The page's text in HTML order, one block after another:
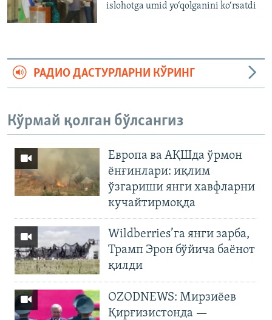
islohotga umid yo‘qolganini ko‘rsatdi
РАДИО ДАСТУРЛАРНИ КЎРИНГ
Кўрмай қолган бўлсангиз
Европа ва АҚШда ўрмон
ёнғинлари: иқлим
ўзгариши янги хавфларни
кучайтирмоқда
Wildberries’га янги зарба,
Трамп Эрон бўйича баёнот
қилди
OZODNEWS: Мирзиёев
Қирғизистонда —